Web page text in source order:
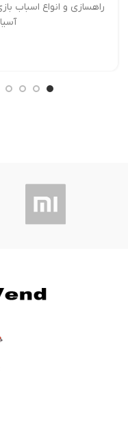
راهسازی و انواع اسباب